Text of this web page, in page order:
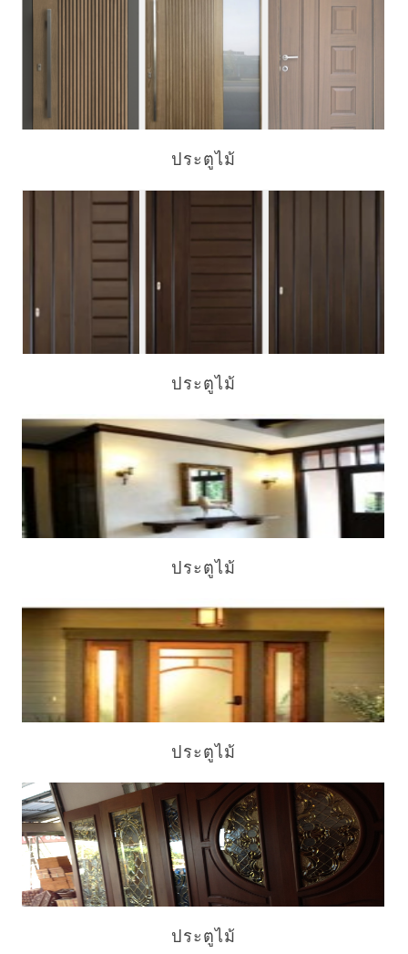
ประตูไม้
ประตูไม้ แกะสลักมีลวดลายสวยงาม แบบมีเอกลักษณ์ไม้แกะสลักลายได้
ประตูไม้
ประตูไม้ แกะสลักมีลวดลายสวยงาม ดูมีสง่าราศี มีระดับประดับบารมี เป็น
ประตูไม้
ประตูไม้
ประตูไม้